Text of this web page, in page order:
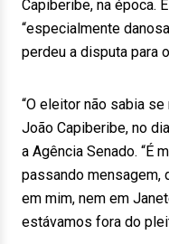
Capiberibe, na época.
“especialmente
perdeu a disputa para
“O eleitor não sabia
João Capiberibe, no
a Agência Senado. “É
passando mensagem,
em mim, nem em
estávamos fora do